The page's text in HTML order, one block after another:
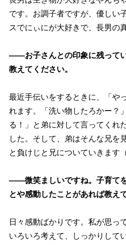
です。お調子者ですが、優しい
スでにぃにが大好きで、長男の
――お子さんとの印象に残って
教えてください。
最近手伝いをするときに、「や
れます。「洗い物したろかー？
る！」と弟に対して言ってくれ
した。そして、弟はそんな兄を
と負けじと兄についていきます
――微笑ましいですね。子育て
とや感動したことがあれば教え
日々感動ばかりです。私が思っ
いろいろ考えて、しっかりして